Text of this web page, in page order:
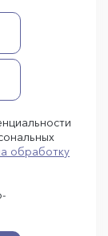
обработку